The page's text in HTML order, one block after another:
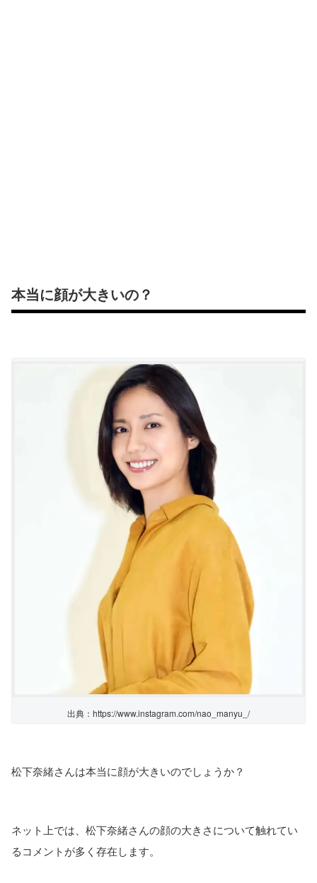
本当に顔が大きいの？
出典：https://www.instagram.com/nao_manyu_/
松下奈緒さんは本当に顔が大きいのでしょうか？
ネット上では、松下奈緒さんの顔の大きさについて触れてい
るコメントが多く存在します。